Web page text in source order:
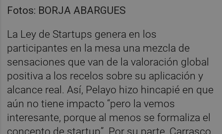
Fotos: BORJA ABARGUES
La Ley de Startups genera en los
participantes en la mesa una mezcla de
sensaciones que van de la valoración global
positiva a los recelos sobre su aplicación y
alcance real. Así, Pelayo hizo hincapié en que
aún no tiene impacto “pero la vemos
interesante, porque al menos se formaliza el